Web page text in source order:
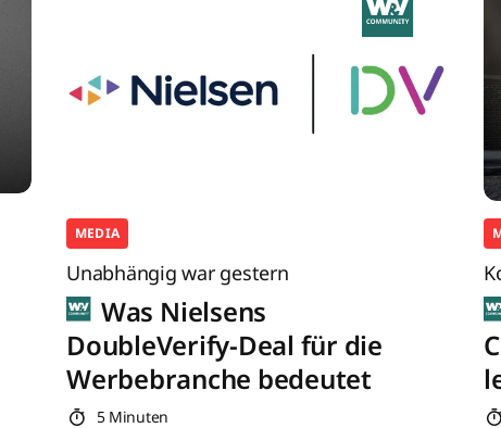
MEDIA
Unabhängig war gestern
Was Nielsens
DoubleVerify-Deal für die
Werbebranche bedeutet
5 Minuten